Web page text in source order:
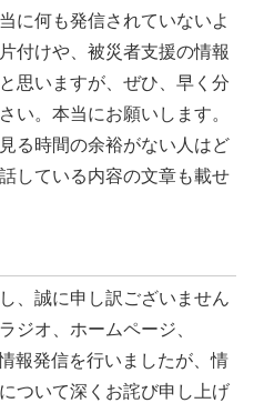
に何も発信されていないよ
付けや、被災者⽀援の情報
思いますが、ぜひ、早く分
い。本当にお願いします。
る時間の余裕がない⼈はど
している内容の⽂章も載せ
、誠に申し訳ございません
ジオ、ホームページ、
報発信を行いましたが、情
ついて深くお詫び申し上げ